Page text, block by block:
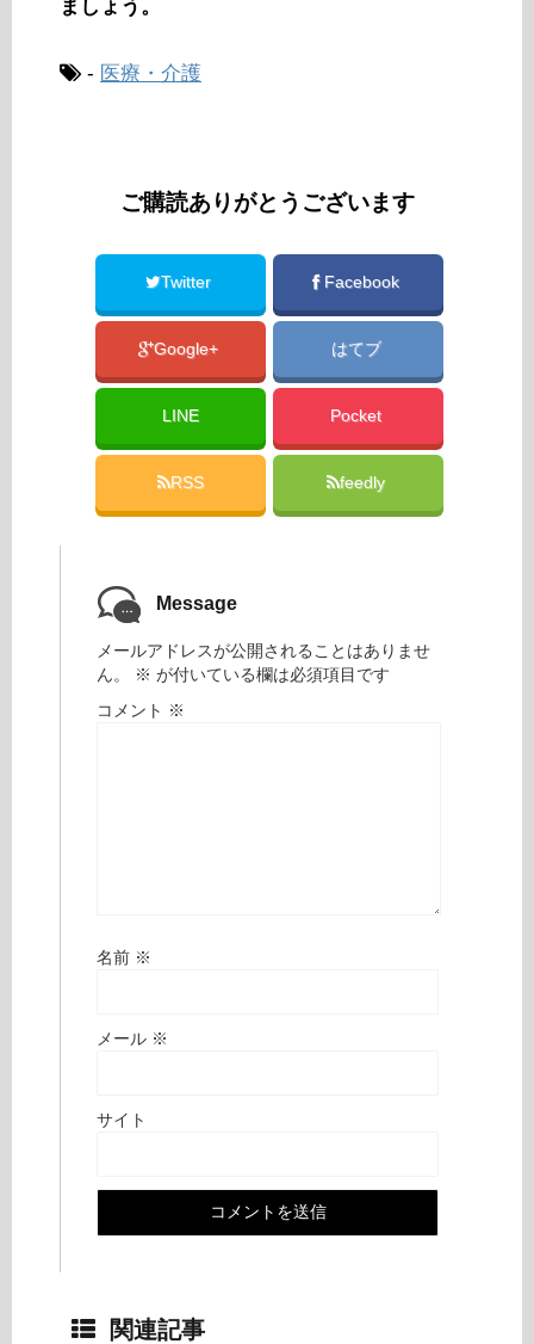
ましょう。
- 医療・介護
ご購読ありがとうございます
Twitter Facebook
Google+ はてブ
LINE Pocket
RSS feedly
Message
メールアドレスが公開されることはありませ
ん。
※ が付いている欄は必須項目です
コメント ※
名前 ※
メール ※
サイト
関連記事